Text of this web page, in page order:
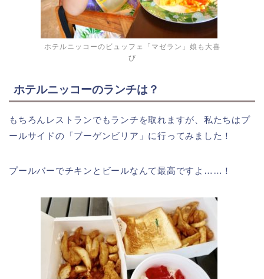
ホテルニッコーのビュッフェ「マゼラン」娘も大喜
び
ホテルニッコーのランチは？
もちろんレストランでもランチを取れますが、私たちはプ
ールサイドの「ブーゲンビリア」に行ってみました！
プールバーでチキンとビールなんて最高ですよ……！